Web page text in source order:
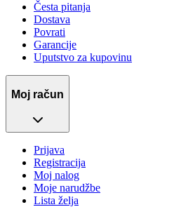
Česta pitanja
Dostava
Povrati
Garancije
Uputstvo za kupovinu
Moj račun
Prijava
Registracija
Moj nalog
Moje narudžbe
Lista želja